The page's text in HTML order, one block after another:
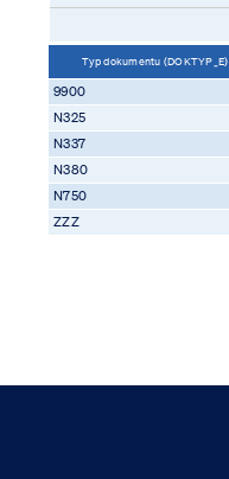
Typ dokumentu (DOKTYP_E)
9900
N325
N337
N380
N750
ZZZ